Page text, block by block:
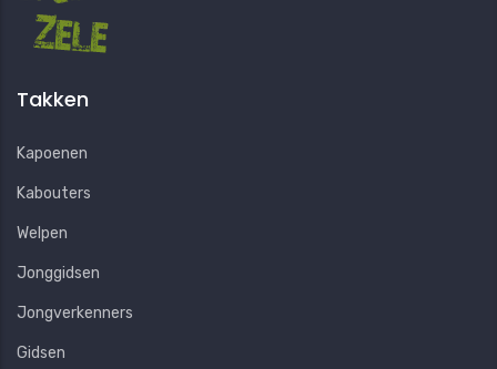
Takken
Kapoenen
Kabouters
Welpen
Jonggidsen
Jongverkenners
Gidsen